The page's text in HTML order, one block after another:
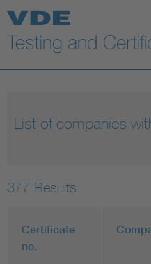
Key Topics
List of companies
377 Results
Certificate
no.